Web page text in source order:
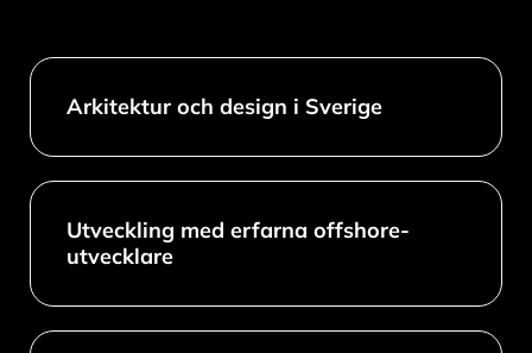
Arkitektur och design i Sverige​
Utveckling med erfarna offshore-
utvecklare